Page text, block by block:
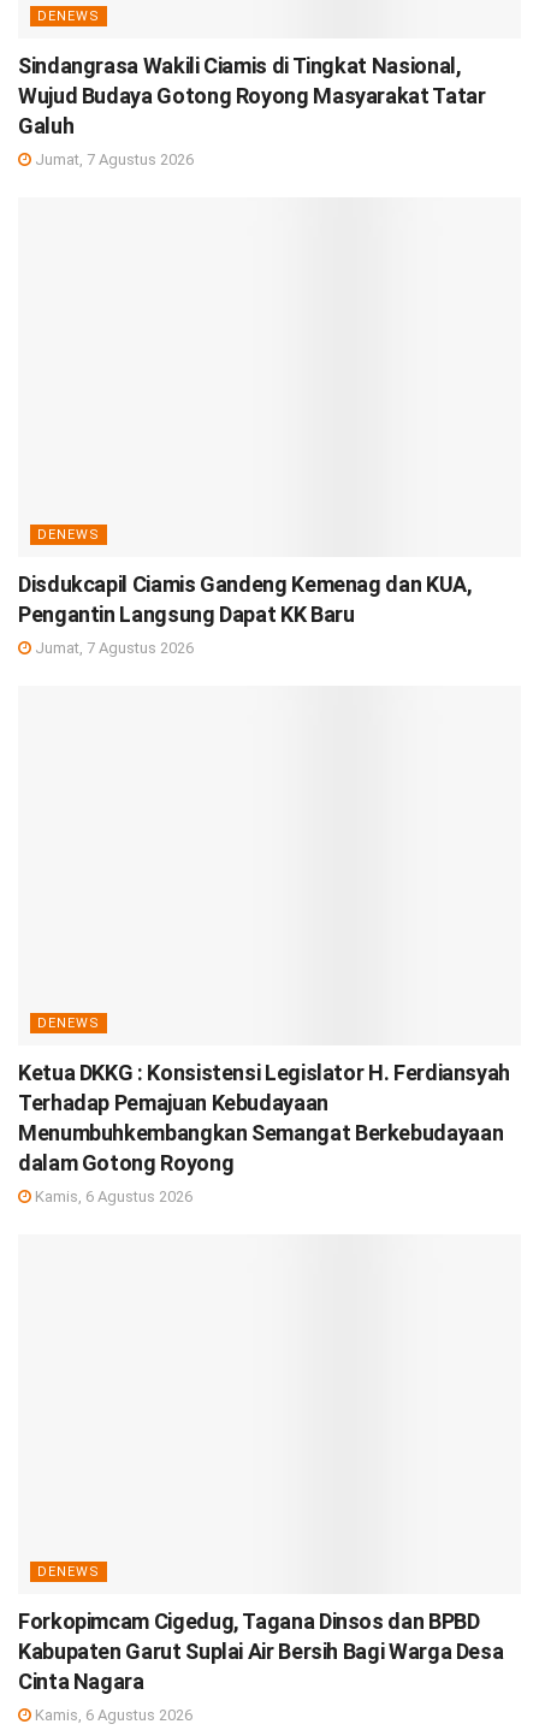
DENEWS
Sindangrasa Wakili Ciamis di Tingkat Nasional,
Wujud Budaya Gotong Royong Masyarakat Tatar
Galuh
Jumat, 7 Agustus 2026
DENEWS
Disdukcapil Ciamis Gandeng Kemenag dan KUA,
Pengantin Langsung Dapat KK Baru
Jumat, 7 Agustus 2026
DENEWS
Ketua DKKG : Konsistensi Legislator H. Ferdiansyah
Terhadap Pemajuan Kebudayaan
Menumbuhkembangkan Semangat Berkebudayaan
dalam Gotong Royong
Kamis, 6 Agustus 2026
DENEWS
Forkopimcam Cigedug, Tagana Dinsos dan BPBD
Kabupaten Garut Suplai Air Bersih Bagi Warga Desa
Cinta Nagara
Kamis, 6 Agustus 2026